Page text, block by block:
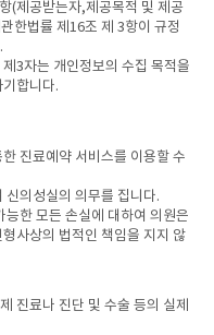
(제공받는자,제공목적 및 제공
한법률 제16조 제 3항이 규정
3자는 개인정보의 수집 목적을
합니다.
진료예약 서비스를 이용할 수
의성실의 의무를 집니다.
한 모든 손실에 대하여 의원은
사상의 법적인 책임을 지지 않
진료나 진단 및 수술 등의 실제